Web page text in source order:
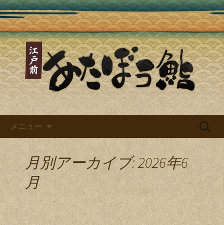
あたぼう鮨ブログ～四谷三丁目
で味わえる本格江戸前寿司～
あたぼう鮨ブログ
メニュー
検
月別アーカイブ: 2026年6
月